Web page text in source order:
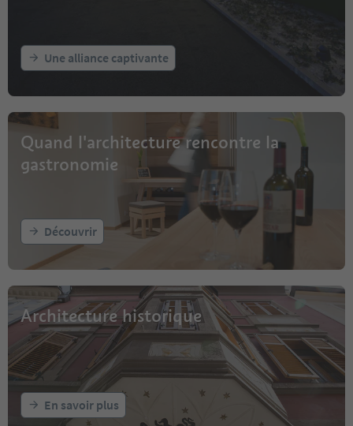
Une alliance captivante
Quand l'architecture rencontre la
gastronomie
Découvrir
Architecture historique
En savoir plus